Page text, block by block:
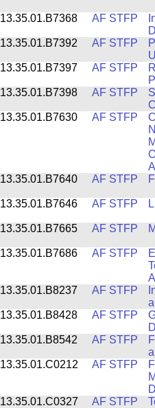
13.35.01.B7368 AF STFP
13.35.01.B7392
AF STFP
13.35.01.B7397
AF STFP
13.35.01.B7398
AF STFP
13.35.01.B7630
AF STFP
13.35.01.B7640
AF STFP
13.35.01.B7646 AF STFP
13.35.01.B7665 AF STFP
13.35.01.B7686 AF STFP
13.35.01.B8237
AF STFP
13.35.01.B8428
AF STFP
13.35.01.B8542
AF STFP
13.35.01.C0212
AF STFP
13.35.01.C0327
AF STFP